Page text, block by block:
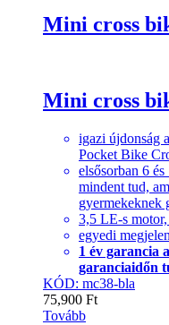
Mini cross
Mini cross
igazi újdonság
Pocket Bike
elsősorban 6
mindent tud,
gyermekeknek
3,5 LE-s
egyedi
1 év garancia
garanciaidőn
KÓD: mc38-bla
75,900 Ft
Tovább